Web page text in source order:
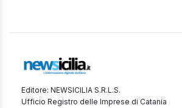
Editore: NEWSICILIA S.R.L.S.
Ufficio Registro delle Imprese di Catania